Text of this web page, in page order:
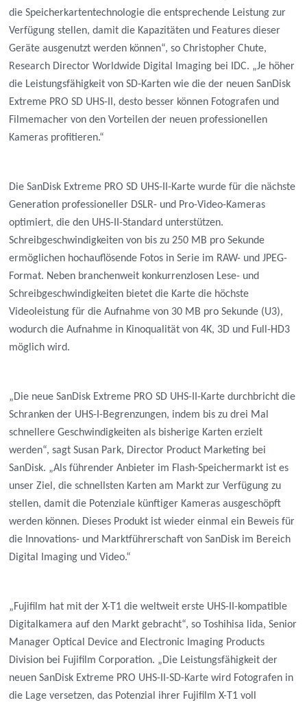
die Speicherkartentechnologie die entsprechende Leistung zur
Verfügung stellen, damit die Kapazitäten und Features dieser
Geräte ausgenutzt werden können“, so Christopher Chute,
Research Director Worldwide Digital Imaging bei IDC. „Je höher
die Leistungsfähigkeit von SD-Karten wie die der neuen SanDisk
Extreme PRO SD UHS-II, desto besser können Fotografen und
Filmemacher von den Vorteilen der neuen professionellen
Kameras profitieren.“
Die SanDisk Extreme PRO SD UHS-II-Karte wurde für die nächste
Generation professioneller DSLR- und Pro-Video-Kameras
optimiert, die den UHS-II-Standard unterstützen.
Schreibgeschwindigkeiten von bis zu 250 MB pro Sekunde
ermöglichen hochauflösende Fotos in Serie im RAW- und JPEG-
Format. Neben branchenweit konkurrenzlosen Lese- und
Schreibgeschwindigkeiten bietet die Karte die höchste
Videoleistung für die Aufnahme von 30 MB pro Sekunde (U3),
wodurch die Aufnahme in Kinoqualität von 4K, 3D und Full-HD3
möglich wird.
„Die neue SanDisk Extreme PRO SD UHS-II-Karte durchbricht die
Schranken der UHS-I-Begrenzungen, indem bis zu drei Mal
schnellere Geschwindigkeiten als bisherige Karten erzielt
werden“, sagt Susan Park, Director Product Marketing bei
SanDisk. „Als führender Anbieter im Flash-Speichermarkt ist es
unser Ziel, die schnellsten Karten am Markt zur Verfügung zu
stellen, damit die Potenziale künftiger Kameras ausgeschöpft
werden können. Dieses Produkt ist wieder einmal ein Beweis für
die Innovations- und Marktführerschaft von SanDisk im Bereich
Digital Imaging und Video.“
„Fujifilm hat mit der X-T1 die weltweit erste UHS-II-kompatible
Digitalkamera auf den Markt gebracht“, so Toshihisa lida, Senior
Manager Optical Device and Electronic Imaging Products
Division bei Fujifilm Corporation. „Die Leistungsfähigkeit der
neuen SanDisk Extreme PRO UHS-II-SD-Karte wird Fotografen in
die Lage versetzen, das Potenzial ihrer Fujifilm X-T1 voll